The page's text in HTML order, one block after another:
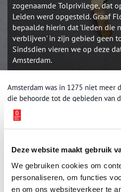
Deze website maakt gebruik
We gebruiken cookies om
personaliseren, om functies
en om ons websiteverkeer te
zogenaamde Tolprivilege, dat
Leiden werd opgesteld. Graaf
bepaalde hierin dat 'lieden die
verblijven' in zijn gebied geen
Sindsdien vieren we op deze
Amsterdam.
Amsterdam was in 1275 niet meer
die behoorde tot de gebieden van
Tolprivilege van 1275 wordt
genoemd, daarmee is het de
vrijstelling van tol in het
dankzij deze vrijstelling wist
volgden uit te groeien tot
alle latere rijkdom en macht. In de
Opstand tegen de Spanjaarden,